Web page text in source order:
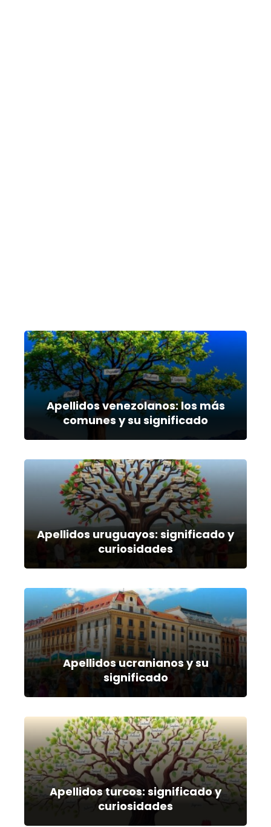
Apellidos venezolanos: los más
comunes y su significado
Apellidos uruguayos: significado y
curiosidades
Apellidos ucranianos y su
significado
Apellidos turcos: significado y
curiosidades